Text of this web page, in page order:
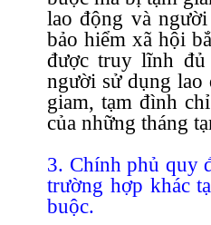
lao động và
bảo hiểm xã hội
được truy lĩnh
người sử dụng
giam, tạm đình
của những tháng
3. Chính phủ quy
trường hợp khác
buộc.